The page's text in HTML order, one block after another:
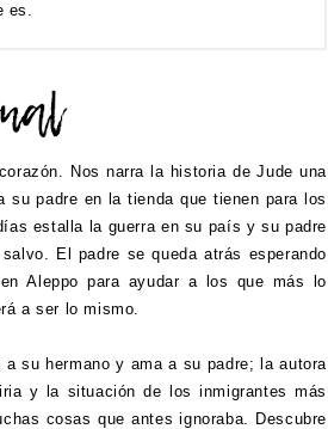
es.
Nos narra la historia de Jude una
padre en la tienda que tienen para los
estalla la guerra en su país y su padre
El padre se queda atrás esperando
Aleppo para ayudar a los que más lo
a ser lo mismo.
su hermano y ama a su padre; la autora
y la situación de los inmigrantes más
cosas que antes ignoraba. Descubre